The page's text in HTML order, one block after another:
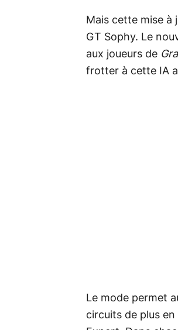
Mais cette mise à
GT Sophy. Le
aux joueurs de
frotter à cette IA
Le mode permet
circuits de plus